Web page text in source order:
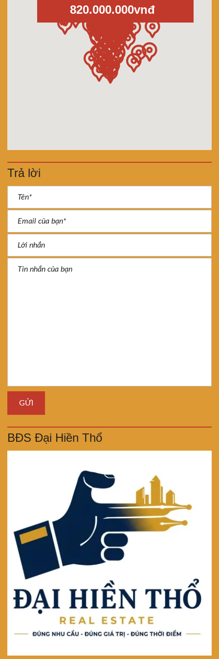
820.000.000vnđ
Trả lời
BĐS Đại Hiền Thổ